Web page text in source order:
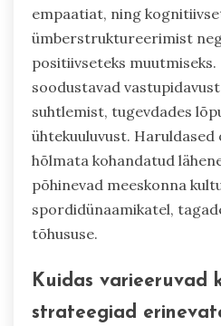
empaatiat, ning
ümberstruktureerimist
positiivseteks
soodustavad
suhtlemist, tugevdades
ühtekuuluvust. Haruldased
hõlmata kohandatud
põhinevad meeskonna
spordidünaamikatel,
tõhususe.
Kuidas varieeruvad
strateegiad